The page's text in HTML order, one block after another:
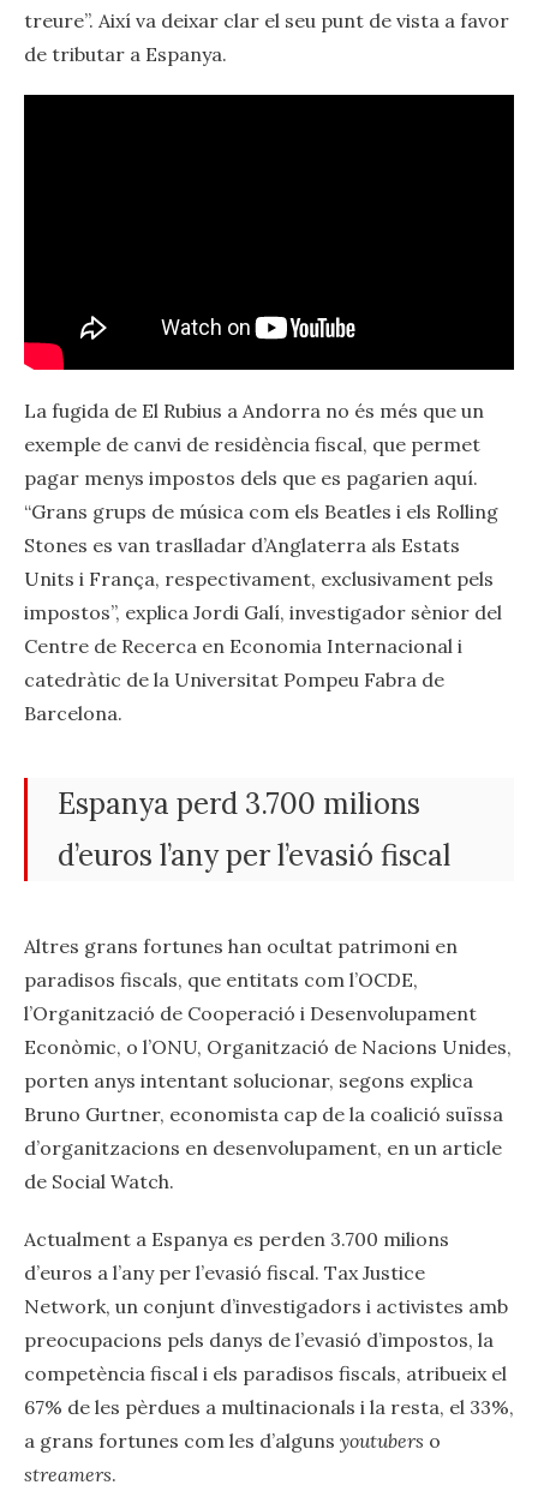
treure”. Així va deixar clar el seu punt de vista a favor
de tributar a Espanya.
La fugida de El Rubius a Andorra no és més que un
exemple de canvi de residència fiscal, que permet
pagar menys impostos dels que es pagarien aquí.
“Grans grups de música com els Beatles i els Rolling
Stones es van traslladar d’Anglaterra als Estats
Units i França, respectivament, exclusivament pels
impostos”, explica Jordi Galí, investigador sènior del
Centre de Recerca en Economia Internacional i
catedràtic de la Universitat Pompeu Fabra de
Barcelona.
Espanya perd 3.700 milions
d’euros l’any per l’evasió fiscal
Altres grans fortunes han ocultat patrimoni en
paradisos fiscals, que entitats com l’OCDE,
l’Organització de Cooperació i Desenvolupament
Econòmic, o l’ONU, Organització de Nacions Unides,
porten anys intentant solucionar, segons explica
Bruno Gurtner, economista cap de la coalició suïssa
d’organitzacions en desenvolupament, en un article
de Social Watch.
Actualment a Espanya es perden 3.700 milions
d’euros a l’any per l’evasió fiscal. Tax Justice
Network, un conjunt d’investigadors i activistes amb
preocupacions pels danys de l’evasió d’impostos, la
competència fiscal i els paradisos fiscals, atribueix el
67% de les pèrdues a multinacionals i la resta, el 33%,
a grans fortunes com les d’alguns youtubers o
streamers.